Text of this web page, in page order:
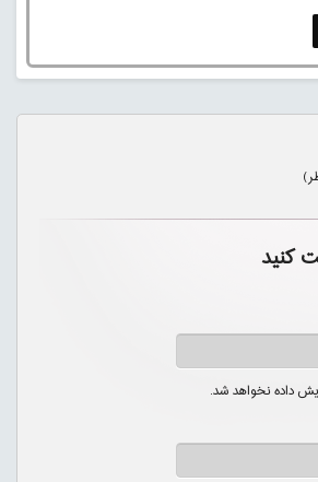
کنید
داده نخواهد شد.